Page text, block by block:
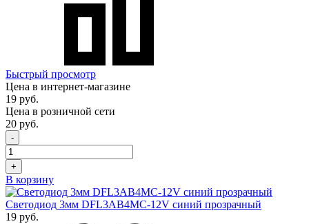
Быстрый просмотр
Цена в интернет-магазине
19 руб.
Цена в розничной сети
20 руб.
-
+
В корзину
Светодиод 3мм DFL3AB4MC-12V синий прозрачный
19 руб.